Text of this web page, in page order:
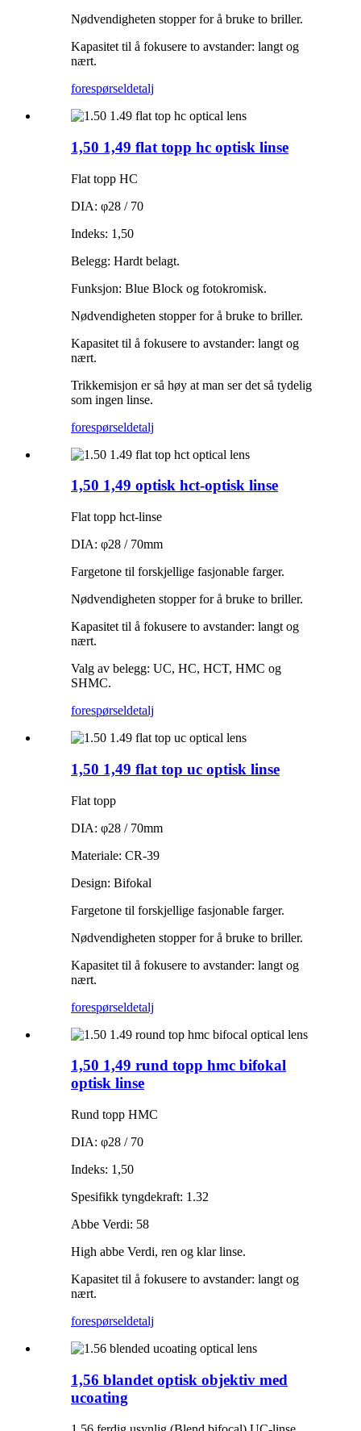
Nødvendigheten stopper for å bruke to briller.
Kapasitet til å fokusere to avstander: langt og
nært.
forespørseldetalj
1,50 1,49 flat topp hc optisk linse
Flat topp HC
DIA: φ28 / 70
Indeks: 1,50
Belegg: Hardt belagt.
Funksjon: Blue Block og fotokromisk.
Nødvendigheten stopper for å bruke to briller.
Kapasitet til å fokusere to avstander: langt og
nært.
Trikkemisjon er så høy at man ser det så tydelig
som ingen linse.
forespørseldetalj
1,50 1,49 optisk hct-optisk linse
Flat topp hct-linse
DIA: φ28 / 70mm
Fargetone til forskjellige fasjonable farger.
Nødvendigheten stopper for å bruke to briller.
Kapasitet til å fokusere to avstander: langt og
nært.
Valg av belegg: UC, HC, HCT, HMC og
SHMC.
forespørseldetalj
1,50 1,49 flat top uc optisk linse
Flat topp
DIA: φ28 / 70mm
Materiale: CR-39
Design: Bifokal
Fargetone til forskjellige fasjonable farger.
Nødvendigheten stopper for å bruke to briller.
Kapasitet til å fokusere to avstander: langt og
nært.
forespørseldetalj
1,50 1,49 rund topp hmc bifokal
optisk linse
Rund topp HMC
DIA: φ28 / 70
Indeks: 1,50
Spesifikk tyngdekraft: 1.32
Abbe Verdi: 58
High abbe Verdi, ren og klar linse.
Kapasitet til å fokusere to avstander: langt og
nært.
forespørseldetalj
1,56 blandet optisk objektiv med
ucoating